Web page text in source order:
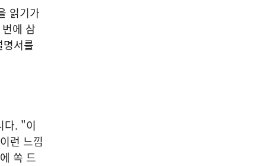
읽기가
에 삼
서를
다. "이
런 느낌
쏙 드